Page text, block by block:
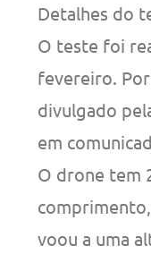
Detalhes do
O teste foi
fevereiro.
divulgado
em
O drone tem
voou a uma